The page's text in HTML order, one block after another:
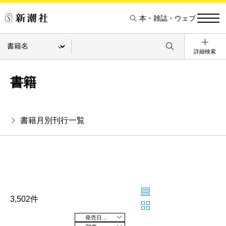
本・雑誌・ウェブ
詳細検索
書籍
書籍月別刊行一覧
3,502件